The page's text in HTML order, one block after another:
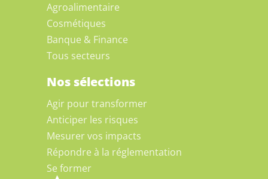
Agroalimentaire
Cosmétiques
Banque & Finance
Tous secteurs
Nos sélections
Agir pour transformer
Anticiper les risques
Mesurer vos impacts
Répondre à la réglementation
Se former